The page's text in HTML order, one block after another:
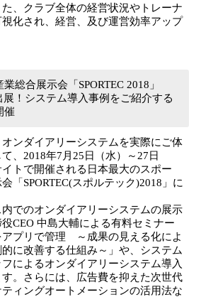
、クラブ全体の経営状況やトレーナ
化され、経営、及び運営効率アップ
総合展示会「SPORTEC 2018」
展！システム導入事例をご紹介する
催
ンダイアリーシステムを実際にご体
、2018年7月25日（水）～27日
イトで開催される日本最大のスポー
「SPORTEC(スポルテック)2018」に
でのオンダイアリーシステムの展示
CEO 中島大輔による有料セミナー
アプリで管理 ～成果の見える化によ
に改善する仕組み～」や、システム
によるオンダイアリーシステム導入
。さらには、広告費を抑えた次世代
ィングオートメーションの活用法な